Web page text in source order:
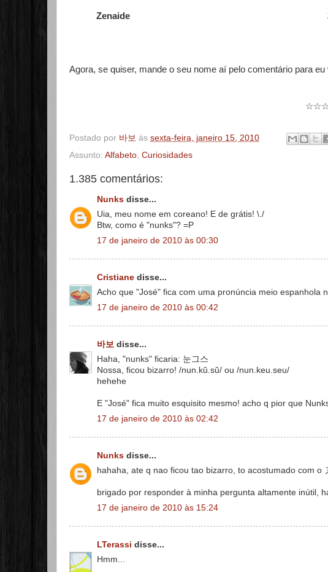
Zenaide
Agora, se quiser, mande o seu nome aí pelo comentário para
☆☆☆
Postado por 바보 às sexta-feira, janeiro 15, 2010
Assunto: Alfabeto, Curiosidades
1.385 comentários:
Nunks disse...
Uia, meu nome em coreano! E de grátis! \./
Btw, como é "nunks"? =P
17 de janeiro de 2010 às 00:30
Cristiane disse...
Acho que "José" fica com uma pronúncia meio espanhola
17 de janeiro de 2010 às 00:42
바보 disse...
Haha, "nunks" ficaria: 눈그스
Nossa, ficou bizarro! /nun.kŭ.sŭ/ ou /nun.keu.seu/
hehehe
E "José" fica muito esquisito mesmo! acho q pior que
17 de janeiro de 2010 às 02:42
Nunks disse...
hahaha, ate q nao ficou tao bizarro, to acostumado com o
brigado por responder à minha pergunta altamente inútil,
17 de janeiro de 2010 às 15:24
LTerassi disse...
Hmm...